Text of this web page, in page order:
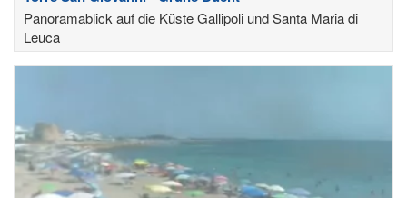
Panoramablick auf die Küste Gallipoli und Santa Maria di
Leuca